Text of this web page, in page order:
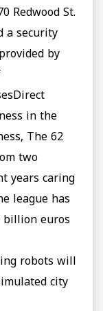
Redwood St.
a security
by
in the
The 62
two
years caring
league has
billion euros
robots will
city